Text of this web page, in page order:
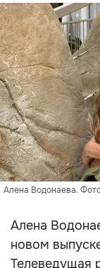
Алена Водонаева.
Алена
новом
Телеведущая